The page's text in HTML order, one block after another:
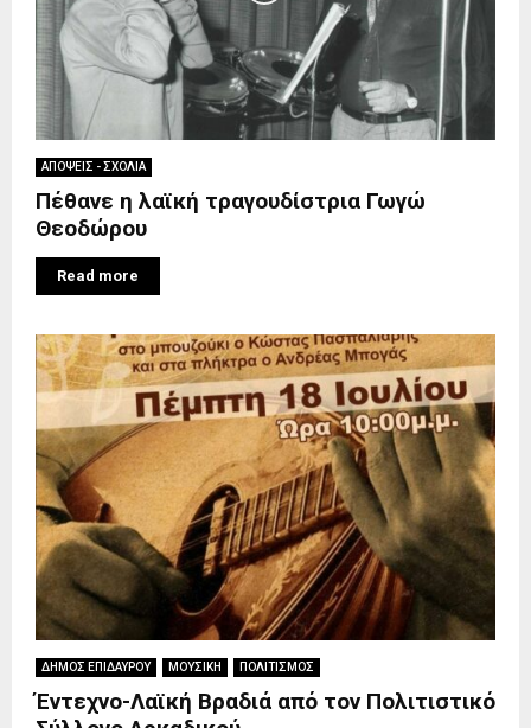
ΑΠΟΨΕΙΣ - ΣΧΟΛΙΑ
Πέθανε η λαϊκή τραγουδίστρια Γωγώ
Θεοδώρου
Read more
ΔΗΜΟΣ ΕΠΙΔΑΥΡΟΥ ΜΟΥΣΙΚΗ ΠΟΛΙΤΙΣΜΟΣ
Έντεχνο-Λαϊκή Βραδιά από τον Πολιτιστικό